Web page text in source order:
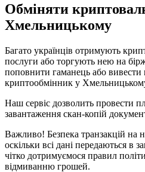
Обміняти
Хмельницькому
Багато українців отримують
послуги або торгують нею на
поповнити гаманець або вивести
криптообмінник у
Наш сервіс дозволить провести
завантаження скан-копій
Важливо! Безпека транзакцій на
оскільки всі дані передаються в
чітко дотримуємося правил
відмиванню грошей.